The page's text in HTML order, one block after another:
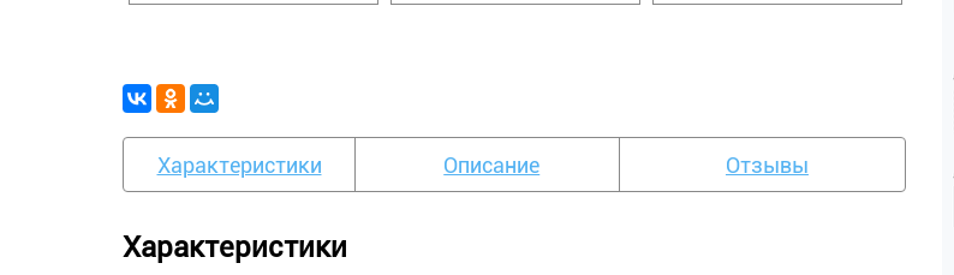
Характеристики Описание Отзывы
Характеристики